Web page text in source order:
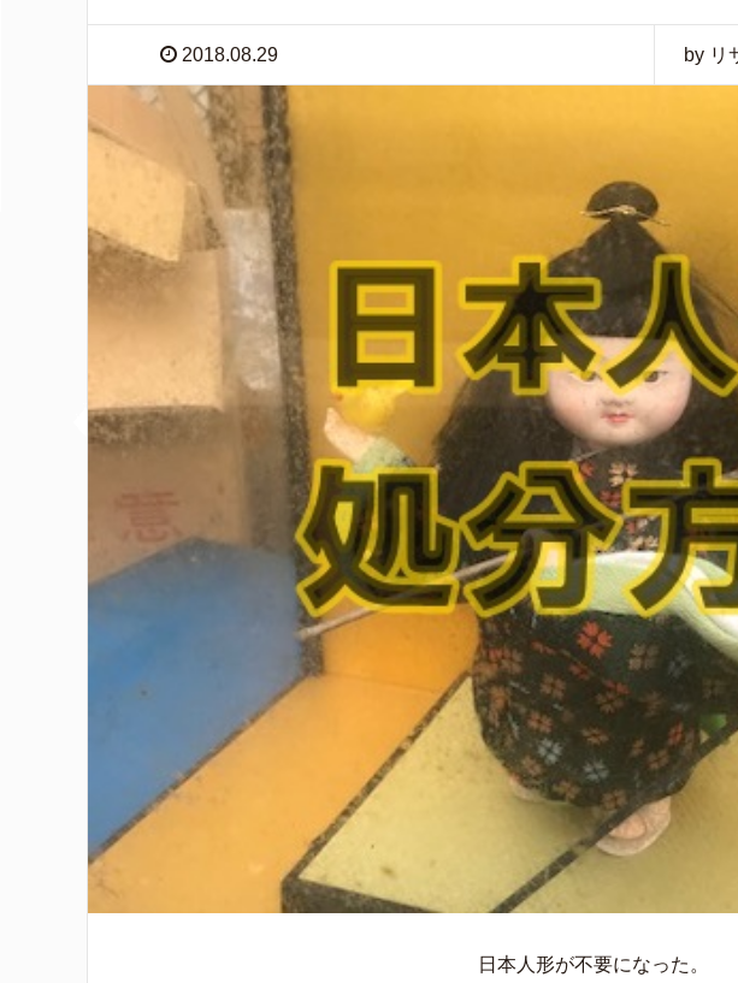
2018.08.29 by リ
日本人形が不要になった。